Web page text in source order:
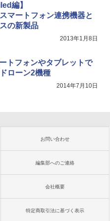
編】
マートフォン連携機器と
の新製品
2013年1月8日
トフォンやタブレットで
ローン2機種
2014年7月10日
お問い合わせ
編集部へのご連絡
会社概要
特定商取引法に基づく表示